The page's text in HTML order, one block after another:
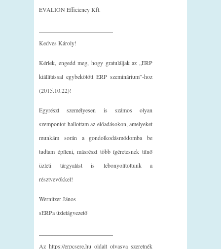
EVALION Efficiency Kft.
Kedves Károly!
Kérlek, engedd meg, hogy gratuláljak az „ERP
kiállítással egybekötött ERP szeminárium”-hoz
(2015.10.22)!
Egyrészt személyesen is számos olyan
szempontot hallottam az előadásokon, amelyeket
munkám során a gondolkodásmódomba be
tudtam építeni, másrészt több ígéretesnek tűnő
üzleti tárgyalást is lebonyolítottunk a
résztvevőkkel!
Wernitzer János
sERPa üzletágvezető
Az https://erpcsere.hu oldalt olvasva szeretnék